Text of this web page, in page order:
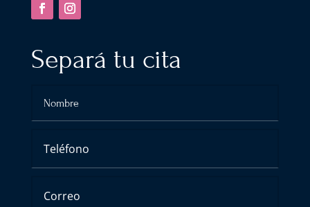
Separá tu cita